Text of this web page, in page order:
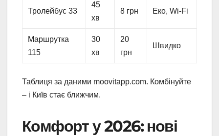
Тролейбус 33
45
хв
8 грн Еко, Wi-Fi
Маршрутка
115
30
хв
20
грн
Швидко
Таблиця за даними moovitapp.com. Комбінуйте
– і Київ стає ближчим.
Комфорт у 2026: нові